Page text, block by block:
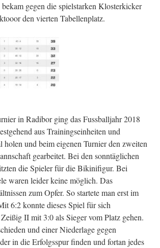
gegen die spielstarken Klosterkicker
den vierten Tabellenplatz.
in Radibor ging das Fussballjahr 2018
aus Trainingseinheiten und
und beim eigenen Turnier den zweiten
gearbeitet. Bei den sonntäglichen
die Spieler für die Bikinifigur. Bei
waren leider keine möglich. Das
zum Opfer. So startete man erst im
6:2 konnte dieses Spiel für sich
II mit 3:0 als Sieger vom Platz gehen.
und einer Niederlage gegen
in die Erfolgsspur finden und fortan jedes